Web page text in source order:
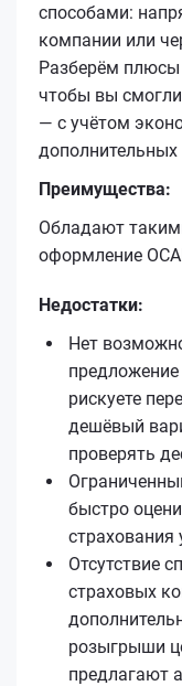
способами:
компании или
Разберём
чтобы вы
— с учётом
Преимущества:
Обладают
оформление
Недостатки:
Нет
рискуете
дешёвый
проверять
быстро
страхования
Отсутствие
страховых
розыгрыши
предлагают